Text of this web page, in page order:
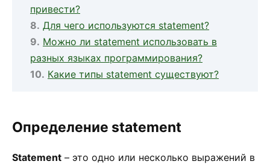
привести?
Для чего используются statement?
Можно ли statement использовать в
разных языках программирования?
Какие типы statement существуют?
Определение statement
Statement – это одно или несколько выражений в